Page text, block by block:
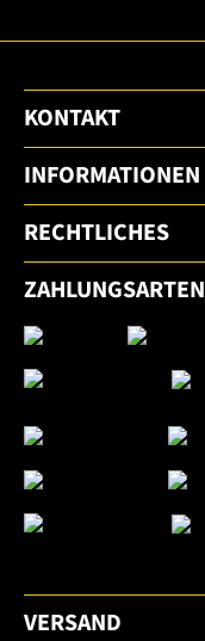
KONTAKT
INFORMATIONEN
RECHTLICHES
ZAHLUNGSARTEN
VERSAND